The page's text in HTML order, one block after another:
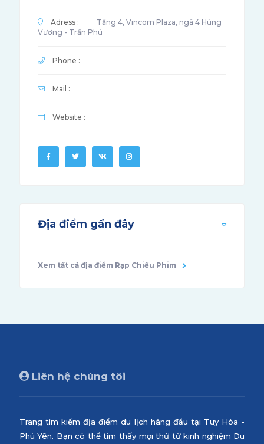
Adress :
Tầng 4, Vincom Plaza, ngã 4 Hùng
Vương - Trần Phú
Phone :
Mail :
Website :
Địa điểm gần đây
Xem tất cả địa điểm Rạp Chiếu Phim
Liên hệ chúng tôi
Trang tìm kiếm địa điểm du lịch hàng đầu tại Tuy Hòa -
Phú Yên. Bạn có thể tìm thấy mọi thứ từ kinh nghiệm Du